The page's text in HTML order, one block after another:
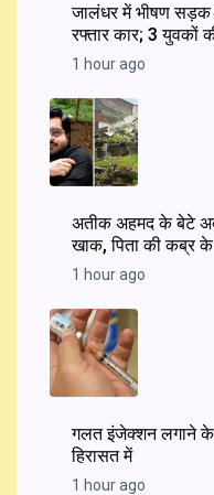
जालंधर में भीषण
रफ्तार कार; 3 युवकों
1 hour ago
अतीक अहमद के बेटे
खाक, पिता की कब्र
1 hour ago
गलत इंजेक्शन लगाने के
हिरासत में
1 hour ago